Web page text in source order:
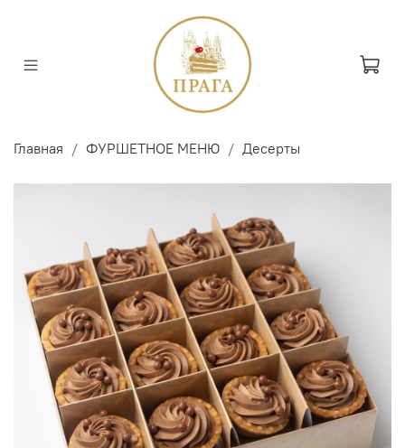
Главная ФУРШЕТНОЕ МЕНЮ Десерты